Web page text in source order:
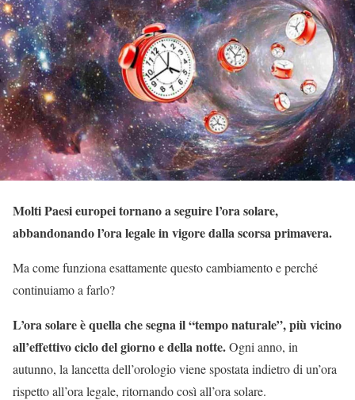
Molti Paesi europei tornano a seguire l’ora solare,
abbandonando l’ora legale in vigore dalla scorsa primavera.
Ma come funziona esattamente questo cambiamento e perché
continuiamo a farlo?
L’ora solare è quella che segna il “tempo naturale”, più vicino
all’effettivo ciclo del giorno e della notte.Ogni anno, in
autunno, la lancetta dell’orologio viene spostata indietro di un’ora
rispetto all’ora legale, ritornando così all’ora solare.